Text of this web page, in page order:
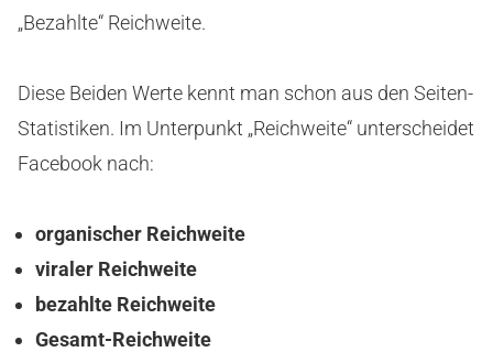
„Bezahlte“ Reichweite.
Diese Beiden Werte kennt man schon aus den Seiten-
Statistiken. Im Unterpunkt „Reichweite“ unterscheidet
Facebook nach:
organischer Reichweite
viraler Reichweite
bezahlte Reichweite
Gesamt-Reichweite